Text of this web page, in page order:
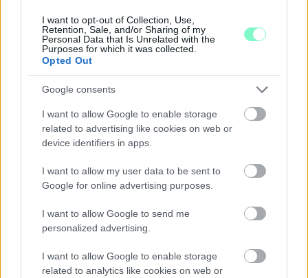
I want to opt-out of Collection, Use,
Retention, Sale, and/or Sharing of my
Personal Data that Is Unrelated with the
Purposes for which it was collected.
Opted Out
Google consents
I want to allow Google to enable storage
related to advertising like cookies on web or
device identifiers in apps.
I want to allow my user data to be sent to
Google for online advertising purposes.
I want to allow Google to send me
personalized advertising.
I want to allow Google to enable storage
related to analytics like cookies on web or
ENERGIATAKARÉKOSSÁG: KORÁBBAN KEZDŐDIK
A GYŐRI AUDI ETO KC PÉNTEKI FELKÉSZÜLÉSI
MÉRKŐZÉSE
Az energiaellátás tehermentesítése érdekében másfél órával
előrébb hozták a Brest Bretagne Handball elleni találkozó
kezdését.